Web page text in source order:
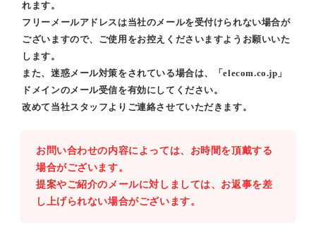
れます。
フリーメールアドレスは当社のメールを受付けられない場合が
ございますので、ご使用をお控えくださいますようお願いいた
します。
また、迷惑メール対策をされている場合は、「elecom.co.jp」
ドメインのメール受信を有効にしてください。
改めて当社スタッフよりご連絡させていただきます。
お問い合わせの内容によっては、お時間を頂戴する
場合がございます。
提案やご紹介のメールに対しましては、お返事を差
し上げられない場合がございます。